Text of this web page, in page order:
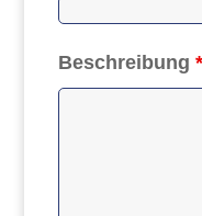
Beschreibung *